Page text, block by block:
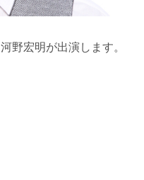
河野宏明が出演します。